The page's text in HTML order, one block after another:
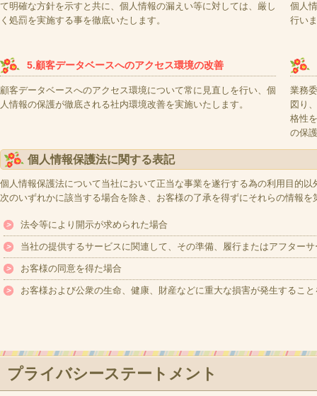
て明確な方針を示すと共に、個人情報の漏えい等に対しては、厳し
く処罰を実施する事を徹底いたします。
個人
行い
5.顧客データベースへのアクセス環境の改善
顧客データベースへのアクセス環境について常に見直しを行い、個
人情報の保護が徹底される社内環境改善を実施いたします。
業務
図り
格性
の保
個人情報保護法に関する表記
個人情報保護法について当社において正当な事業を遂行する為の利用目的
次のいずれかに該当する場合を除き、お客様の了承を得ずにそれらの情報
法令等により開示が求められた場合
当社の提供するサービスに関連して、その準備、履行またはアフター
お客様の同意を得た場合
お客様および公衆の生命、健康、財産などに重大な損害が発生するこ
プライバシーステートメント